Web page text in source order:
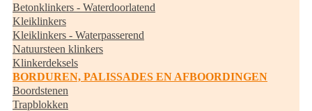
Betonklinkers - Waterdoorlatend
Kleiklinkers
Kleiklinkers - Waterpasserend
Natuursteen klinkers
Klinkerdeksels
BORDUREN, PALISSADES EN AFBOORDINGEN
Boordstenen
Trapblokken